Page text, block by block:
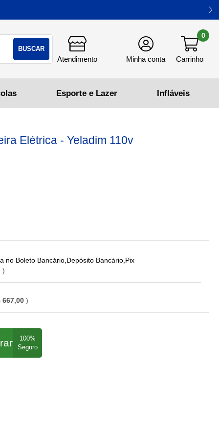
BUSCAR
0
Elétrica - Yeladim 110v
667,00
Boleto Bancário,Depósito Bancário,Pix